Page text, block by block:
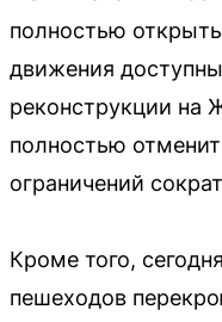
полностью
движения
реконструкции на
полностью
ограничений
Кроме того,
пешеходов